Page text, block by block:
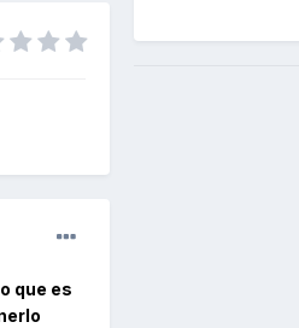
que es